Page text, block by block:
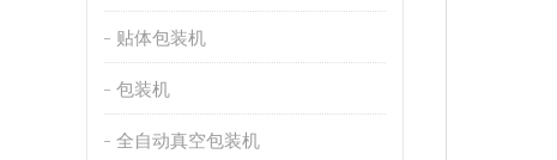
贴体包装机
包装机
全自动真空包装机